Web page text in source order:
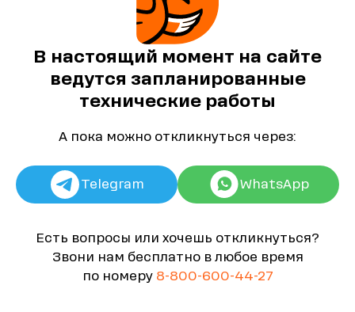
В настоящий момент на сайте
ведутся запланированные
технические работы
А пока можно откликнуться через:
Telegram WhatsApp
Есть вопросы или хочешь откликнуться?
Звони нам бесплатно в любое время
по номеру 8-800-600-44-27